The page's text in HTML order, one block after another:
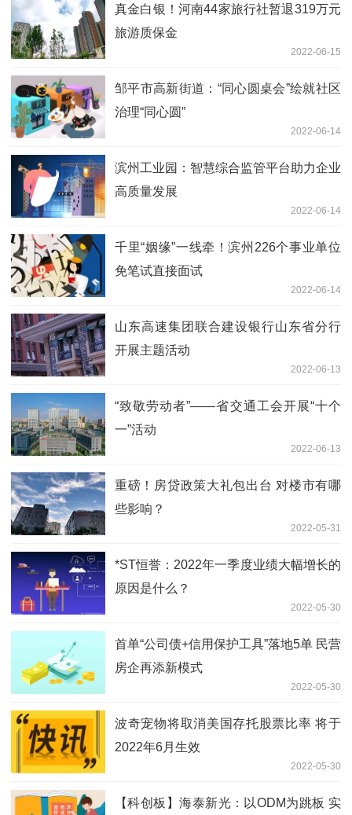
真金白银！河南44家旅行社暂退319万元
旅游质保金
2022-06-15
邹平市高新街道：“同心圆桌会”绘就社区
治理“同心圆”
2022-06-14
滨州工业园：智慧综合监管平台助力企业
高质量发展
2022-06-14
千里“姻缘”一线牵！滨州226个事业单位
免笔试直接面试
2022-06-14
山东高速集团联合建设银行山东省分行
开展主题活动
2022-06-13
“致敬劳动者”——省交通工会开展“十个
一”活动
2022-06-13
重磅！房贷政策大礼包出台 对楼市有哪
些影响？
2022-05-31
*ST恒誉：2022年一季度业绩大幅增长的
原因是什么？
2022-05-30
首单“公司债+信用保护工具”落地5单 民营
房企再添新模式
2022-05-30
波奇宠物将取消美国存托股票比率 将于
2022年6月生效
2022-05-30
【科创板】海泰新光：以ODM为跳板 实